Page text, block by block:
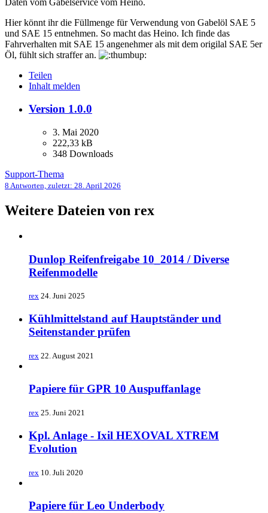
Hier könnt ihr die Füllmenge für Verwendung von Gabelöl SAE 5
und SAE 15 entnehmen. So macht das Heino. Ich finde das
Fahrverhalten mit SAE 15 angenehmer als mit dem origilal SAE 5er
Öl, fühlt sich straffer an.
Teilen
Inhalt melden
Version 1.0.0
3. Mai 2020
222,33 kB
348 Downloads
Support-Thema
8 Antworten, zuletzt: 28. April 2026
Weitere Dateien von rex
Dunlop Reifenfreigabe 10_2014 / Diverse
Reifenmodelle
rex 24. Juni 2025
Kühlmittelstand auf Hauptständer und
Seitenstander prüfen
rex 22. August 2021
Papiere für GPR 10 Auspuffanlage
rex 25. Juni 2021
Kpl. Anlage - Ixil HEXOVAL XTREM
Evolution
rex 10. Juli 2020
Papiere für Leo Underbody